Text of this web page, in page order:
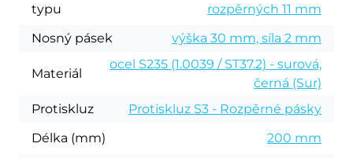
typu
rozpěrných 11 mm
Nosný pásek
výška 30 mm, síla 2 mm
Materiál
ocel S235 (1.0039 / ST37.2) - surová,
černá (Sur)
Protiskluz
Protiskluz S3 - Rozpěrné pásky
Délka (mm)
200 mm